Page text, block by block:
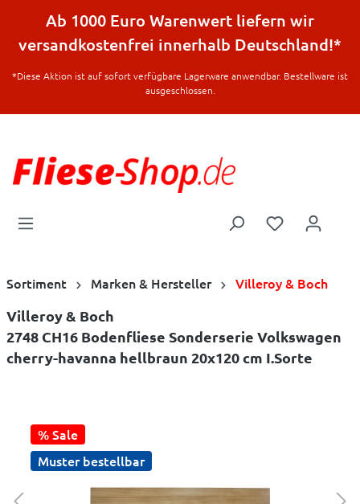
springen
Ab 1000 Euro Warenwert liefern wir
versandkostenfrei innerhalb Deutschland!*
*Diese Aktion ist auf sofort verfügbare Lagerware anwendbar. Bestellware ist
ausgeschlossen.
Sortiment Marken & Hersteller Villeroy & Boch
Villeroy & Boch
2748 CH16 Bodenfliese Sonderserie Volkswagen
cherry-havanna hellbraun 20x120 cm I.Sorte
% Sale
Muster bestellbar